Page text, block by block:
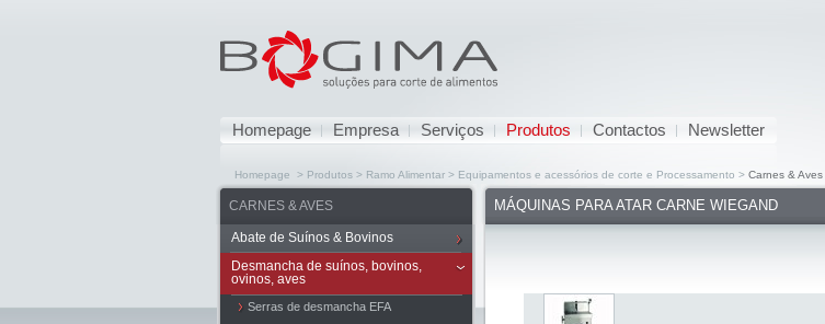
Homepage Empresa Serviços Produtos Contactos Newsletter
Homepage > Produtos > Ramo Alimentar > Equipamentos e acessórios de corte e Processamento > Carnes & Aves
CARNES & AVES
Abate de Suínos & Bovinos
Desmancha de suínos, bovinos,
ovinos, aves
Serras de desmancha EFA
MÁQUINAS PARA ATAR CARNE WIEGAND